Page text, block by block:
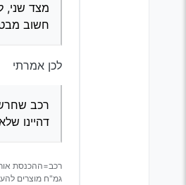
מצד שני,
חשוב
לכן אמרתי
רכב
דהיינו
רכב=ההכנסת
גמ"ח מוצרים